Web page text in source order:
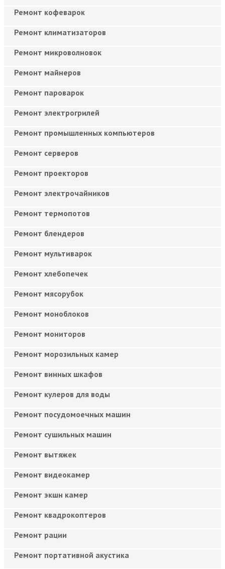
Ремонт кофеварок
Ремонт климатизаторов
Ремонт микроволновок
Ремонт майнеров
Ремонт пароварок
Ремонт электрогрилей
Ремонт промышленных компьютеров
Ремонт серверов
Ремонт проекторов
Ремонт электрочайников
Ремонт термопотов
Ремонт блендеров
Ремонт мультиварок
Ремонт хлебопечек
Ремонт мясорубок
Ремонт моноблоков
Ремонт мониторов
Ремонт морозильных камер
Ремонт винных шкафов
Ремонт кулеров для воды
Ремонт посудомоечных машин
Ремонт сушильных машин
Ремонт вытяжек
Ремонт видеокамер
Ремонт экшн камер
Ремонт квадрокоптеров
Ремонт рации
Ремонт портативной акустика